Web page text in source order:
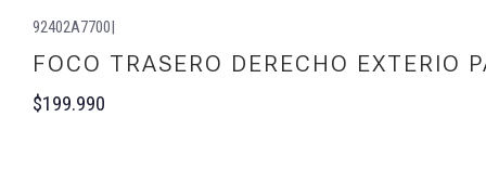
92402A7700|
FOCO TRASERO DERECHO
$199.990